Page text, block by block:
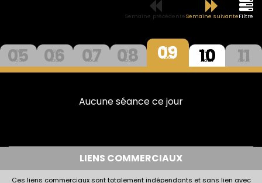
Semaine précédenteSemaine suivanteFiltre
Mer
05
Aout
Jeu
06
Aout
Ven
07
Aout
Sam
08
Aout
Dim
09
Aout
Lun
10
Aout
Mar
11
Aout
Aucune séance ce jour
LIENS COMMERCIAUX
Ces liens commerciaux sont totalement indépendants et sans lien avec